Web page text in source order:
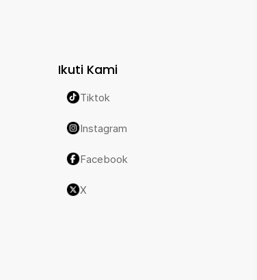
Ikuti Kami
Tiktok
Instagram
Facebook
X